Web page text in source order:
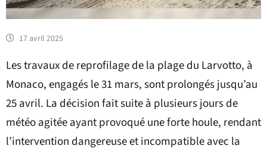
17 avril 2025
Les travaux de reprofilage de la plage du Larvotto, à
Monaco, engagés le 31 mars, sont prolongés jusqu’au
25 avril. La décision fait suite à plusieurs jours de
météo agitée ayant provoqué une forte houle, rendant
l’intervention dangereuse et incompatible avec la